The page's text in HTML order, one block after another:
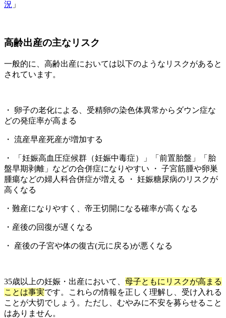
況 」
高齢出産の主なリスク
一般的に、高齢出産においては以下のようなリスクがあると
されています。
・ 卵子の老化による、受精卵の染色体異常からダウン症な
どの発症率が高まる
・ 流産早産死産が増加する
・ 「妊娠高血圧症候群（妊娠中毒症）」「前置胎盤」「胎
盤早期剥離」などの合併症になりやすい ・ 子宮筋腫や卵巣
腫瘍などの婦人科合併症が増える ・ 妊娠糖尿病のリスクが
高くなる
・難産になりやすく、帝王切開になる確率が高くなる
・産後の回復が遅くなる
・ 産後の子宮や体の復古(元に戻る)が悪くなる
35歳以上の妊娠・出産において、 母子ともにリスクが高まる
ことは事実です。これらの情報を正しく理解し、受け入れる
ことが大切でしょう。ただし、むやみに不安を募らせること
はありません。